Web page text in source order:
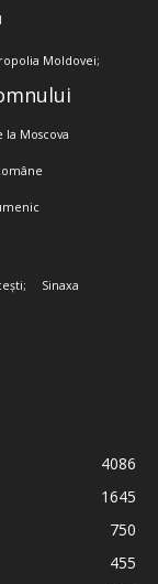
Moldovei;
la Moscova
Sinaxa
4086
1645
750
455